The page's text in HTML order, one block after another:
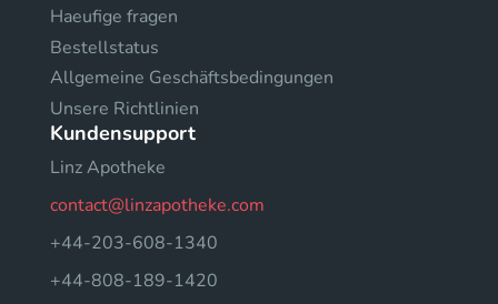
Haeufige fragen
Bestellstatus
Allgemeine Geschäftsbedingungen
Unsere Richtlinien
Kundensupport
Linz Apotheke
contact@linzapotheke.com
+44-203-608-1340
+44-808-189-1420